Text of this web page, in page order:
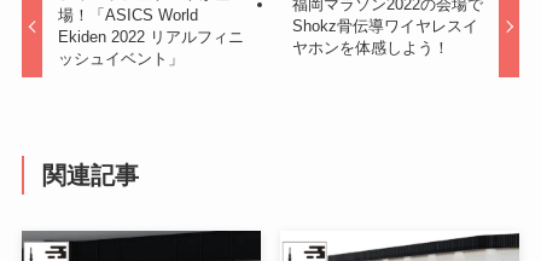
場！「ASICS World
Ekiden 2022 リアルフィニ
ッシュイベント」
福岡マラソン2022の会場で
Shokz骨伝導ワイヤレスイ
ヤホンを体感しよう！
関連記事